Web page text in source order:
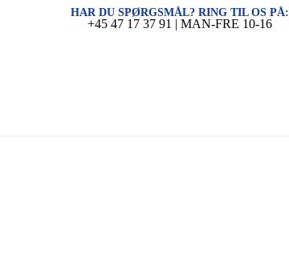
HAR DU SPØRGSMÅL? RING TIL OS PÅ:
+45 47 17 37 91 | MAN-FRE 10-16